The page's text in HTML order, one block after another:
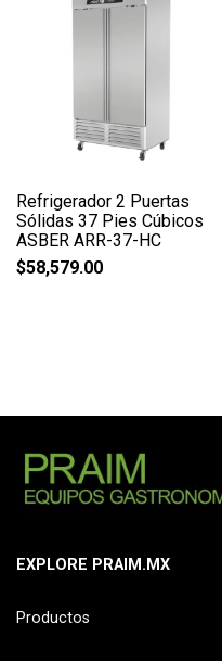
Refrigerador 2 Puertas
Sólidas 37 Pies Cúbicos
ASBER ARR-37-HC
$58,579.00
EXPLORE PRAIM.MX
Productos